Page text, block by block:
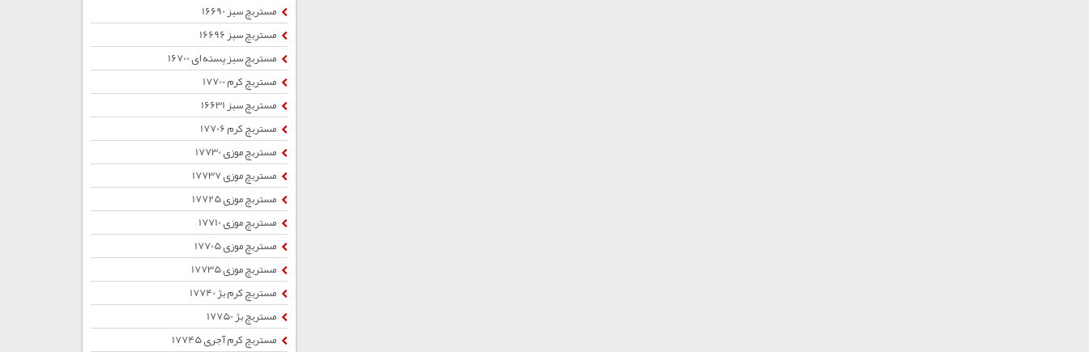
مستربچ سبز 16690
مستربچ سبز 16696
مستربچ سبز پسته ای 16700
مستربچ کرم 17700
مستربچ سبز 16631
مستربچ کرم 17706
مستربچ موزی 17730
مستربچ موزی 17737
مستربچ موزی 17725
مستربچ موزی 17710
مستربچ موزی 17705
مستربچ موزی 17735
مستربچ کرم بژ 17740
مستربچ بژ 17750
مستربچ کرم آجری 17745